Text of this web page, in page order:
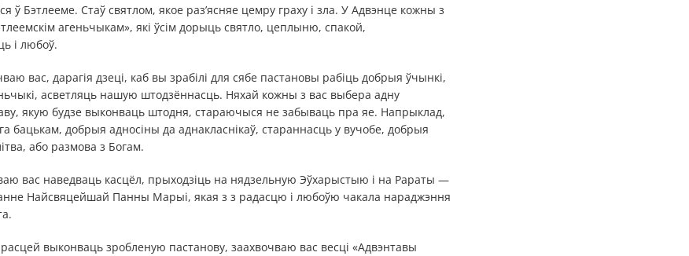
ў Бэтлееме. Стаў святлом, якое раз’ясняе цемру граху і зла. У Адвэнце кожны з
агеньчыкам», які ўсім дорыць святло, цеплыню, спакой,
і любоў.
вас, дарагія дзеці, каб вы зрабілі для сябе пастановы рабіць добрыя ўчынкі,
асветляць нашую штодзённасць. Няхай кожны з вас выбера адну
якую будзе выконваць штодня, стараючыся не забываць пра яе. Напрыклад,
бацькам, добрыя адносіны да аднакласнікаў, стараннасць у вучобе, добрыя
або размова з Богам.
вас наведваць касцёл, прыходзіць на нядзельную Эўхарыстыю і на Рараты —
Найсвяцейшай Панны Марыі, якая з з радасцю і любоўю чакала нараджэння
выконваць зробленую пастанову, заахвочваю вас весці «Адвэнтавы